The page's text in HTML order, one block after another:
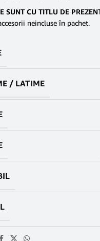
SUNT CU TITLU DE
neincluse în pachet.
/ LATIME